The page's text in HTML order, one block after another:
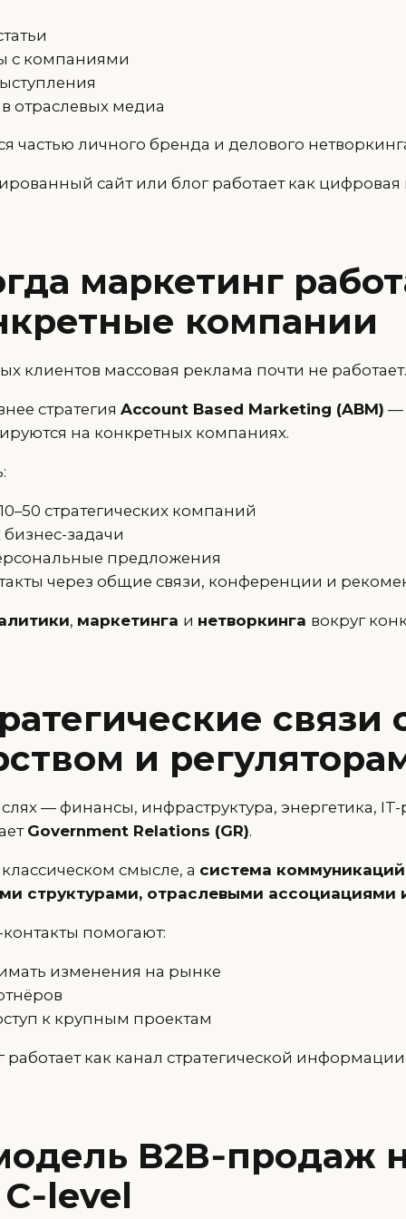
с компаниями
отраслевых медиа
частью личного бренда и делового
сайт или блог работает как цифровая
маркетинг
компании
клиентов массовая реклама почти не работает.
стратегия Account Based Marketing (ABM) —
на конкретных компаниях.
стратегических компаний
бизнес-задачи
предложения
через общие связи, конференции и
, маркетинга и нетворкинга вокруг
связи
и
— финансы, инфраструктура, энергетика,
Government Relations (GR).
смысле, а система
структурами, отраслевыми ассоциациями
помогают:
изменения на рынке
к крупным проектам
работает как канал стратегической
B2B‑продаж